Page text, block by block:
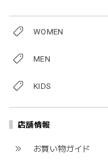
WOMEN
MEN
KIDS
店舗情報
お買い物ガイド